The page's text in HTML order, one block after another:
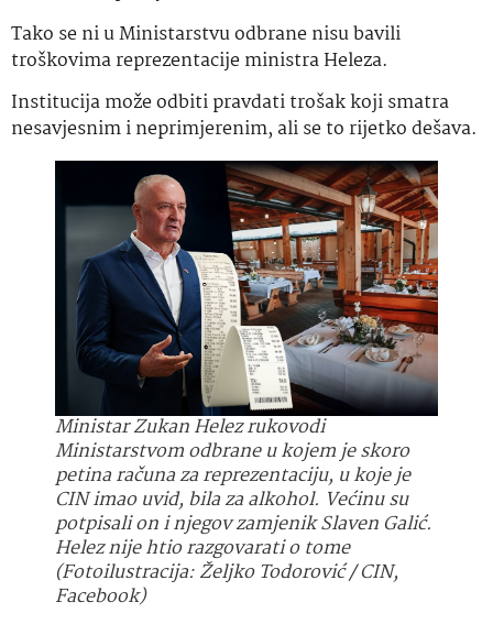
Tako se ni u Ministarstvu odbrane nisu bavili
troškovima reprezentacije ministra Heleza.
Institucija može odbiti pravdati trošak koji smatra
nesavjesnim i neprimjerenim, ali se to rijetko dešava.
Ministar Zukan Helez rukovodi
Ministarstvom odbrane u kojem je skoro
petina računa za reprezentaciju, u koje je
CIN imao uvid, bila za alkohol. Većinu su
potpisali on i njegov zamjenik Slaven Galić.
Helez nije htio razgovarati o tome
(Fotoilustracija: Željko Todorović / CIN,
Facebook)